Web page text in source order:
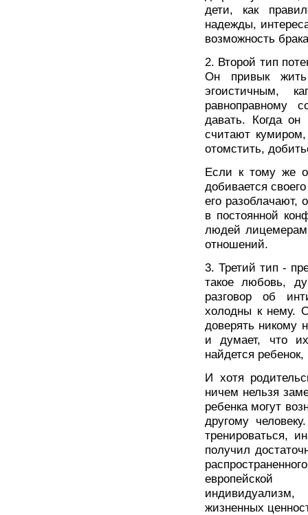
дети, как
надежды,
возможность
2. Второй тип
Он привык
эгоистичным,
равноправному
давать. Когда
считают
отомстить,
Если к тому же
добивается
его разоблачают,
в постоянной
людей
отношений.
3. Третий тип -
такое любовь,
разговор об
холодны к нему.
доверять никому
и думает, что
найдется
И хотя
ничем нельзя
ребенка могут
другому
тренироваться,
получил
европейской
жизненных